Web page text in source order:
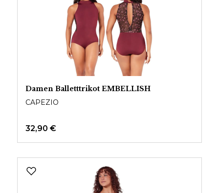
Damen Balletttrikot EMBELLISH
CAPEZIO
32,90 €